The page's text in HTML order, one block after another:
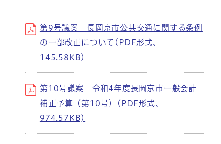
第9号議案 長岡京市公共交通に関する条例
の一部改正について(PDF形式、
145.58KB)
第10号議案 令和4年度長岡京市一般会計
補正予算（第10号）(PDF形式、
974.57KB)